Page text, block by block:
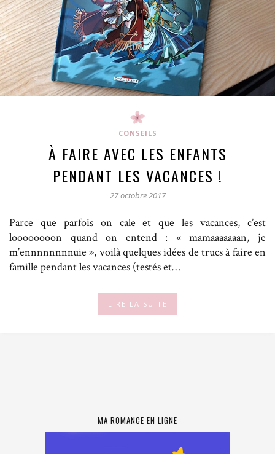
CONSEILS
À FAIRE AVEC LES ENFANTS
PENDANT LES VACANCES !
27 octobre 2017
Parce que parfois on cale et que les vacances, c’est
loooooooon quand on entend : « mamaaaaaaan, je
m’ennnnnnnnuie », voilà quelques idées de trucs à faire en
famille pendant les vacances (testés et…
LIRE LA SUITE
MA ROMANCE EN LIGNE